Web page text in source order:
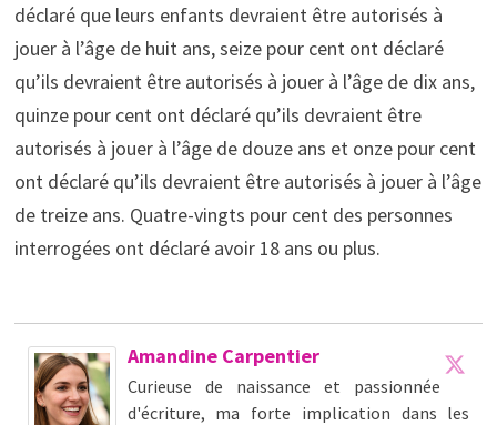
déclaré que leurs enfants devraient être autorisés à
jouer à l’âge de huit ans, seize pour cent ont déclaré
qu’ils devraient être autorisés à jouer à l’âge de dix ans,
quinze pour cent ont déclaré qu’ils devraient être
autorisés à jouer à l’âge de douze ans et onze pour cent
ont déclaré qu’ils devraient être autorisés à jouer à l’âge
de treize ans. Quatre-vingts pour cent des personnes
interrogées ont déclaré avoir 18 ans ou plus.
Amandine Carpentier
Curieuse de naissance et passionnée
d'écriture, ma forte implication dans les